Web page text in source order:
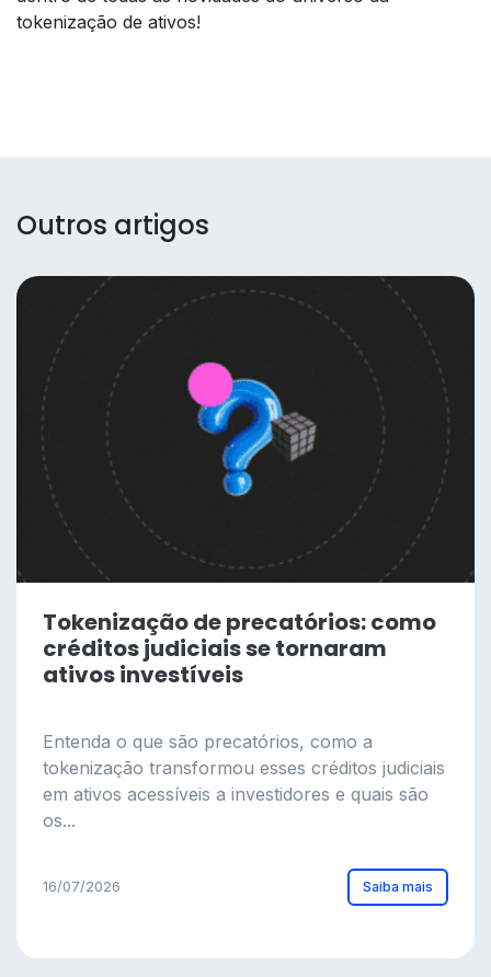
tokenização de ativos!
Outros artigos
Tokenização de precatórios: como
créditos judiciais se tornaram
ativos investíveis
Entenda o que são precatórios, como a
tokenização transformou esses créditos judiciais
em ativos acessíveis a investidores e quais são
os...
16/07/2026 Saiba mais